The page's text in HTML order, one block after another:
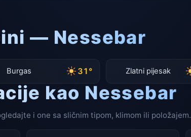
— Nessebar
Burgas 31° Zlatni pijesak
kao Nessebar
i one sa sličnim tipom, klimom ili položajem.